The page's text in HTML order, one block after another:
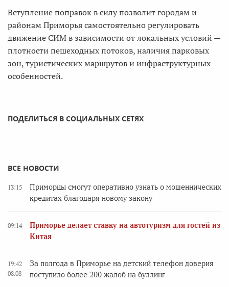
Вступление поправок в силу позволит городам и
районам Приморья самостоятельно регулировать
движение СИМ в зависимости от локальных условий —
плотности пешеходных потоков, наличия парковых
зон, туристических маршрутов и инфраструктурных
особенностей.
ПОДЕЛИТЬСЯ В СОЦИАЛЬНЫХ СЕТЯХ
ВСЕ НОВОСТИ
13:15
Приморцы смогут оперативно узнать о мошеннических
кредитах благодаря новому закону
09:14
Приморье делает ставку на автотуризм для гостей из
Китая
19:42
08.08
За полгода в Приморье на детский телефон доверия
поступило более 200 жалоб на буллинг